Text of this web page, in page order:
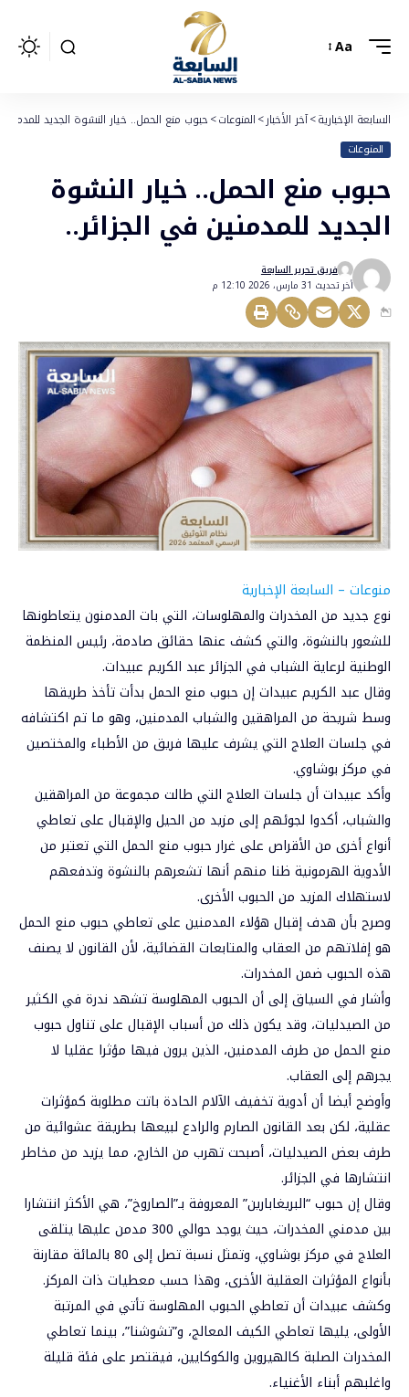
Aa
السابعة الإخبارية>آخر الأخبار>المنوعات>حبوب منع الحمل.. خيار النشوة الجديد
المنوعات
حبوب منع الحمل.. خيار النشوة
الجديد للمدمنين في الجزائر..
أخر تحديث 31 مارس، 2026 12:10 م
فريق تحرير السابعة
منوعات – السابعة الإخبارية
نوع جديد من المخدرات والمهلوسات، التي بات المدمنون يتعاطونها
للشعور بالنشوة، والتي كشف عنها حقائق صادمة، رئيس المنظمة
الوطنية لرعاية الشباب في الجزائر عبد الكريم عبيدات.
وقال عبد الكريم عبيدات إن حبوب منع الحمل بدأت تأخذ طريقها
وسط شريحة من المراهقين والشباب المدمنين، وهو ما تم اكتشافه
في جلسات العلاج التي يشرف عليها فريق من الأطباء والمختصين
في مركز بوشاوي.
وأكد عبيدات أن جلسات العلاج التي طالت مجموعة من المراهقين
والشباب، أكدوا لجوئهم إلى مزيد من الحيل والإقبال على تعاطي
أنواع أخرى من الأقراص على غرار حبوب منع الحمل التي تعتبر من
الأدوية الهرمونية ظنا منهم أنها تشعرهم بالنشوة وتدفعهم
لاستهلاك المزيد من الحبوب الأخرى.
وصرح بأن هدف إقبال هؤلاء المدمنين على تعاطي حبوب منع الحمل
هو إفلاتهم من العقاب والمتابعات القضائية، لأن القانون لا يصنف
هذه الحبوب ضمن المخدرات.
وأشار في السياق إلى أن الحبوب المهلوسة تشهد ندرة في الكثير
من الصيدليات، وقد يكون ذلك من أسباب الإقبال على تناول حبوب
منع الحمل من طرف المدمنين، الذين يرون فيها مؤثرا عقليا لا
يجرهم إلى العقاب.
وأوضح أيضا أن أدوية تخفيف الآلام الحادة باتت مطلوبة كمؤثرات
عقلية، لكن بعد القانون الصارم والرادع لبيعها بطريقة عشوائية من
طرف بعض الصيدليات، أصبحت تهرب من الخارج، مما يزيد من مخاطر
انتشارها في الجزائر.
وقال إن حبوب “البريغابارين” المعروفة بـ”الصاروخ”، هي الأكثر انتشارا
بين مدمني المخدرات، حيث يوجد حوالي 300 مدمن عليها يتلقى
العلاج في مركز بوشاوي، وتمثل نسبة تصل إلى 80 بالمائة مقارنة
بأنواع المؤثرات العقلية الأخرى، وهذا حسب معطيات ذات المركز.
وكشف عبيدات أن تعاطي الحبوب المهلوسة تأتي في المرتبة
الأولى، يليها تعاطي الكيف المعالج، و”تشوشنا”، بينما تعاطي
المخدرات الصلبة كالهيروين والكوكايين، فيقتصر على فئة قليلة
واغلبهم أبناء الأغنياء.